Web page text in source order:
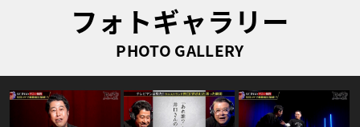
フォトギャラリー
PHOTO GALLERY